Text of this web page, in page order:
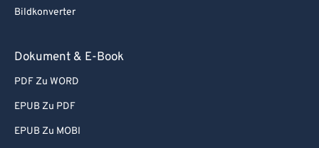
Bildkonverter
Dokument & E-Book
PDF Zu WORD
EPUB Zu PDF
EPUB Zu MOBI